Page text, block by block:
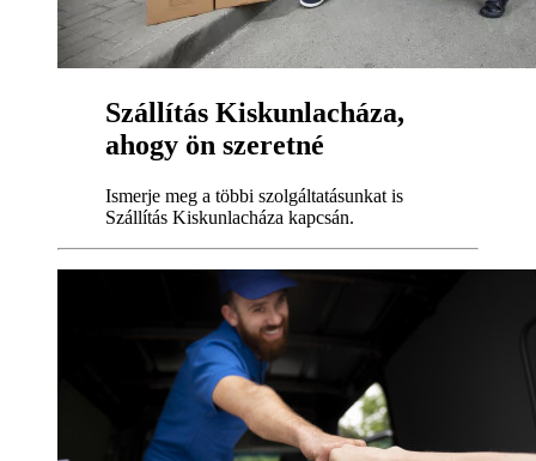
Szállítás Kiskunlacháza,
ahogy ön szeretné
Ismerje meg a többi szolgáltatásunkat is
Szállítás Kiskunlacháza kapcsán.